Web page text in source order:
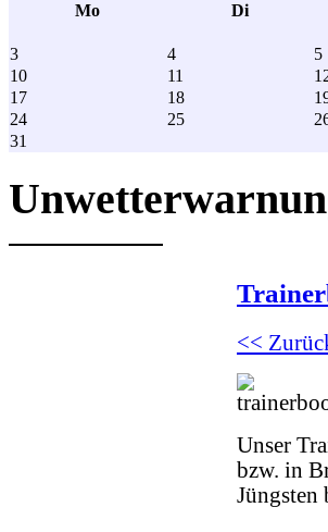
Mo Di
3 4 5
10
11
17
18
24
25
31
<<
Unser
bzw. in
Jüngsten